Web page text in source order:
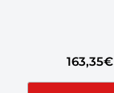
163,35€